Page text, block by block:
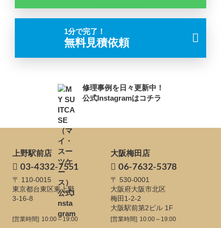
1分で完了！
無料見積依頼
修理事例を日々更新中！
公式Instagramはコチラ
上野駅前店
03-4332-7551
〒 110-0015
東京都台東区東上野
3-16-8
[営業時間] 10:00～19:00
大阪梅田店
06-7632-5378
〒 530-0001
大阪府大阪市北区
梅田1-2-2
大阪駅前第2ビル 1F
[営業時間] 10:00～19:00